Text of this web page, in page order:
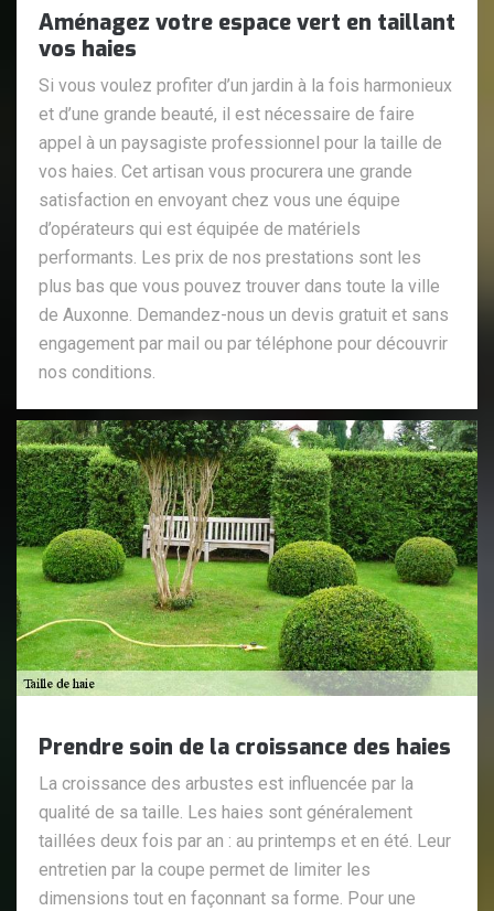
Aménagez votre espace vert en taillant
vos haies
Si vous voulez profiter d’un jardin à la fois harmonieux
et d’une grande beauté, il est nécessaire de faire
appel à un paysagiste professionnel pour la taille de
vos haies. Cet artisan vous procurera une grande
satisfaction en envoyant chez vous une équipe
d’opérateurs qui est équipée de matériels
performants. Les prix de nos prestations sont les
plus bas que vous pouvez trouver dans toute la ville
de Auxonne. Demandez-nous un devis gratuit et sans
engagement par mail ou par téléphone pour découvrir
nos conditions.
Prendre soin de la croissance des haies
La croissance des arbustes est influencée par la
qualité de sa taille. Les haies sont généralement
taillées deux fois par an : au printemps et en été. Leur
entretien par la coupe permet de limiter les
dimensions tout en façonnant sa forme. Pour une